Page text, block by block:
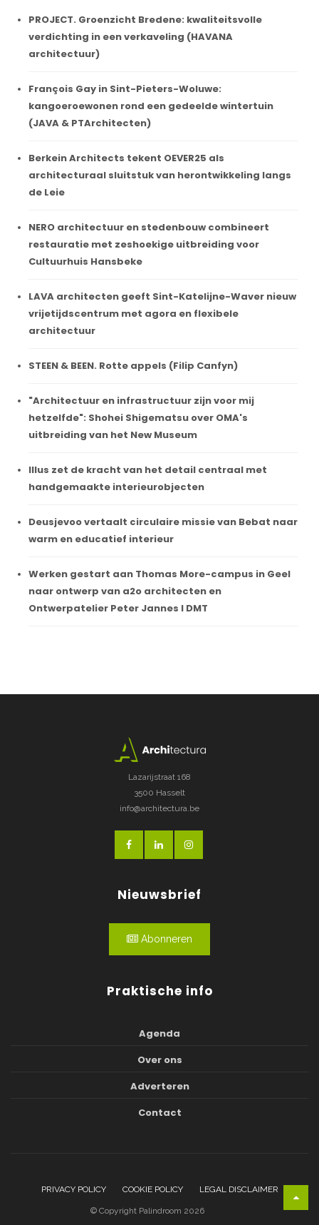
PROJECT. Groenzicht Bredene: kwaliteitsvolle
verdichting in een verkaveling (HAVANA
architectuur)
François Gay in Sint-Pieters-Woluwe:
kangoeroewonen rond een gedeelde wintertuin
(JAVA & PTArchitecten)
Berkein Architects tekent OEVER25 als
architecturaal sluitstuk van herontwikkeling langs
de Leie
NERO architectuur en stedenbouw combineert
restauratie met zeshoekige uitbreiding voor
Cultuurhuis Hansbeke
LAVA architecten geeft Sint-Katelijne-Waver nieuw
vrijetijdscentrum met agora en flexibele
architectuur
STEEN & BEEN. Rotte appels (Filip Canfyn)
"Architectuur en infrastructuur zijn voor mij
hetzelfde": Shohei Shigematsu over OMA's
uitbreiding van het New Museum
Illus zet de kracht van het detail centraal met
handgemaakte interieurobjecten
Deusjevoo vertaalt circulaire missie van Bebat naar
warm en educatief interieur
Werken gestart aan Thomas More-campus in Geel
naar ontwerp van a2o architecten en
Ontwerpatelier Peter Jannes I DMT
Lazarijstraat 168
3500 Hasselt
info@architectura.be
Nieuwsbrief
Abonneren
Praktische info
Agenda
Over ons
Adverteren
Contact
PRIVACY POLICY COOKIE POLICY LEGAL DISCLAIMER
© Copyright Palindroom 2026